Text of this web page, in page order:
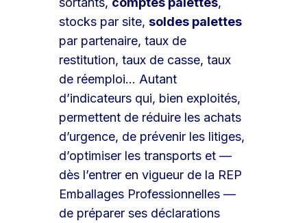
stocks par site,soldes palettes
par partenaire, taux de
restitution, taux de casse, taux
de réemploi… Autant
d’indicateurs qui, bien exploités,
permettent de réduire les achats
d’urgence, de prévenir les litiges,
d’optimiser les transports et —
dès l’entrer en vigueur de la REP
Emballages Professionnelles —
de préparer ses déclarations